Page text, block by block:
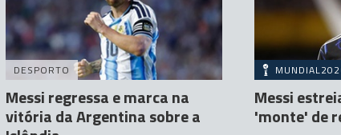
DESPORTO
Messi regressa e marca na
vitória da Argentina sobre a
Messi
'monte' de